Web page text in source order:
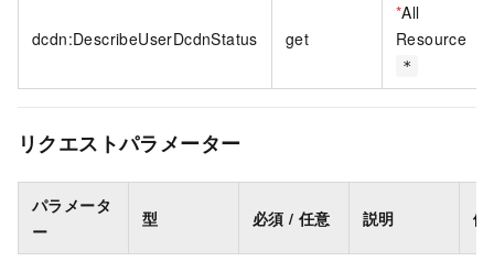
dcdn:DescribeUserDcdnStatus get
*All
Resource
*
リクエストパラメーター
パラメータ
ー
型 必須 / 任意 説明 例